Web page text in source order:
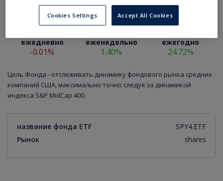
ежедневно
-0.01%
еженедельно
1.40%
ежегодно
24.72%
Цель Фонда - отслеживать динамику фондового рынка средних
компаний США, максимально точно следуя за динамикой
индекса S&P MidCap 400.
название фонда ETF
SPY4.ETF
Рынок
shares
Cookies Settings Accept All Cookies